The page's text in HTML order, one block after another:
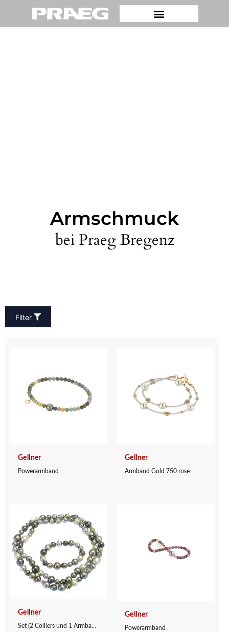
Armschmuck
bei Praeg Bregenz
Filter
Gellner
Powerarmband
Gellner
Armband Gold 750 rose
Gellner
Set (2 Colliers und 1 Armband)
Gellner
Powerarmband